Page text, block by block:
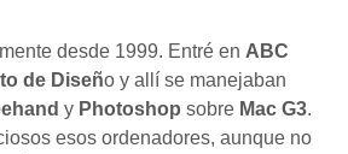
desde 1999. Entré en ABC
de Diseño y allí se manejaban
y Photoshop sobre Mac G3.
esos ordenadores, aunque no